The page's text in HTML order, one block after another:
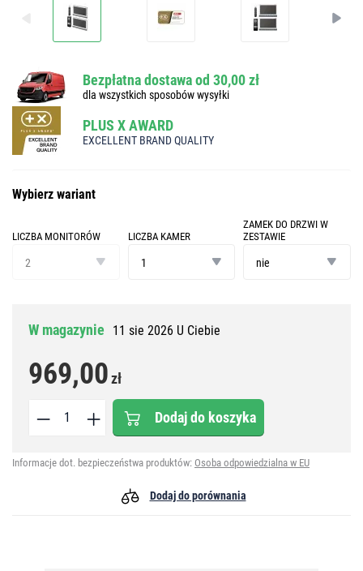
Bezpłatna dostawa od 30,00 zł
dla wszystkich sposobów wysyłki
PLUS X AWARD
EXCELLENT BRAND QUALITY
Wybierz wariant
LICZBA MONITORÓW
monitorów
2
LICZBA KAMER
kamer
1
ZAMEK DO DRZWI W
ZESTAWIE
nie
W magazynie 11 sie 2026 U Ciebie
969,00zł
Dodaj do koszyka
Informacje dot. bezpieczeństwa produktów: Osoba odpowiedzialna w EU
Dodaj do porównania